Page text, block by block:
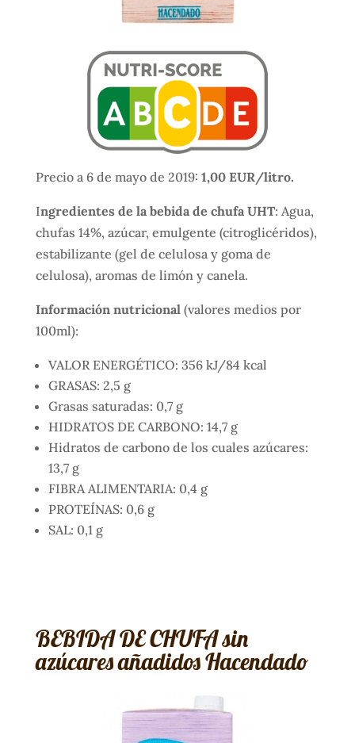
Precio a 6 de mayo de 2019: 1,00 EUR/litro.
Ingredientes de la bebida de chufa UHT: Agua,
chufas 14%, azúcar, emulgente (citroglicéridos),
estabilizante (gel de celulosa y goma de
celulosa), aromas de limón y canela.
Información nutricional(valores medios por
100ml):
VALOR ENERGÉTICO: 356 kJ/84 kcal
GRASAS: 2,5 g
Grasas saturadas: 0,7 g
HIDRATOS DE CARBONO: 14,7 g
Hidratos de carbono de los cuales azúcares:
13,7 g
FIBRA ALIMENTARIA: 0,4 g
PROTEÍNAS: 0,6 g
SAL: 0,1 g
BEBIDA DE CHUFA sin
azúcares añadidos Hacendado